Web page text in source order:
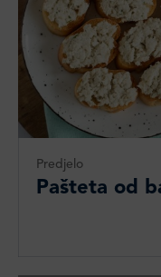
Predjelo
Pašteta od